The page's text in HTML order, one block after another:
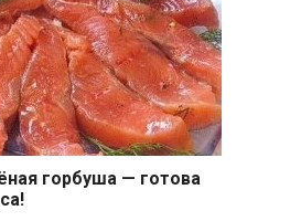
горбуша — готова